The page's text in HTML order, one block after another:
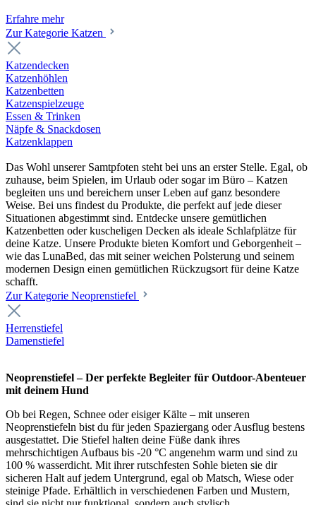
Erfahre mehr
Zur Kategorie Katzen
Katzendecken
Katzenhöhlen
Katzenbetten
Katzenspielzeuge
Essen & Trinken
Näpfe & Snackdosen
Katzenklappen
Das Wohl unserer Samtpfoten steht bei uns an erster Stelle. Egal, ob
zuhause, beim Spielen, im Urlaub oder sogar im Büro – Katzen
begleiten uns und bereichern unser Leben auf ganz besondere
Weise. Bei uns findest du Produkte, die perfekt auf jede dieser
Situationen abgestimmt sind. Entdecke unsere gemütlichen
Katzenbetten oder kuscheligen Decken als ideale Schlafplätze für
deine Katze. Unsere Produkte bieten Komfort und Geborgenheit –
wie das LunaBed, das mit seiner weichen Polsterung und seinem
modernen Design einen gemütlichen Rückzugsort für deine Katze
schafft.
Zur Kategorie Neoprenstiefel
Herrenstiefel
Damenstiefel
Neoprenstiefel – Der perfekte Begleiter für Outdoor-Abenteuer
mit deinem Hund
Ob bei Regen, Schnee oder eisiger Kälte – mit unseren
Neoprenstiefeln bist du für jeden Spaziergang oder Ausflug bestens
ausgestattet. Die Stiefel halten deine Füße dank ihres
mehrschichtigen Aufbaus bis -20 °C angenehm warm und sind zu
100 % wasserdicht. Mit ihrer rutschfesten Sohle bieten sie dir
sicheren Halt auf jedem Untergrund, egal ob Matsch, Wiese oder
steinige Pfade. Erhältlich in verschiedenen Farben und Mustern,